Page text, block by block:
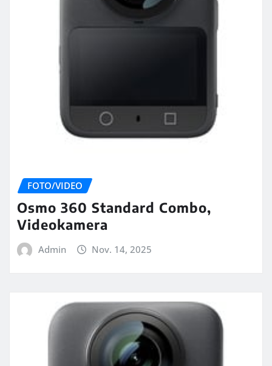
FOTO/VIDEO
Osmo 360 Standard Combo,
Videokamera
Admin Nov. 14, 2025